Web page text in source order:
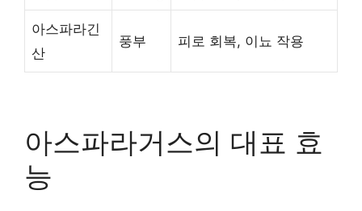
아스파라긴
산
풍부 피로 회복, 이뇨 작용
아스파라거스의 대표 효
능